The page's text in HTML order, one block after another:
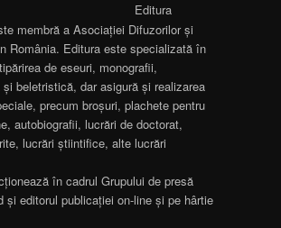
Editura
membră a Asociației Difuzorilor și
România. Editura este specializată în
de eseuri, monografii,
beletristică, dar asigură și realizarea
precum broșuri, plachete pentru
autobiografii, lucrări de doctorat,
lucrări știintifice, alte lucrări
în cadrul Grupului de presă
și editorul publicației on-line și pe hârtie